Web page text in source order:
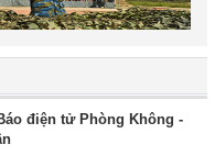
điện tử Phòng Không -